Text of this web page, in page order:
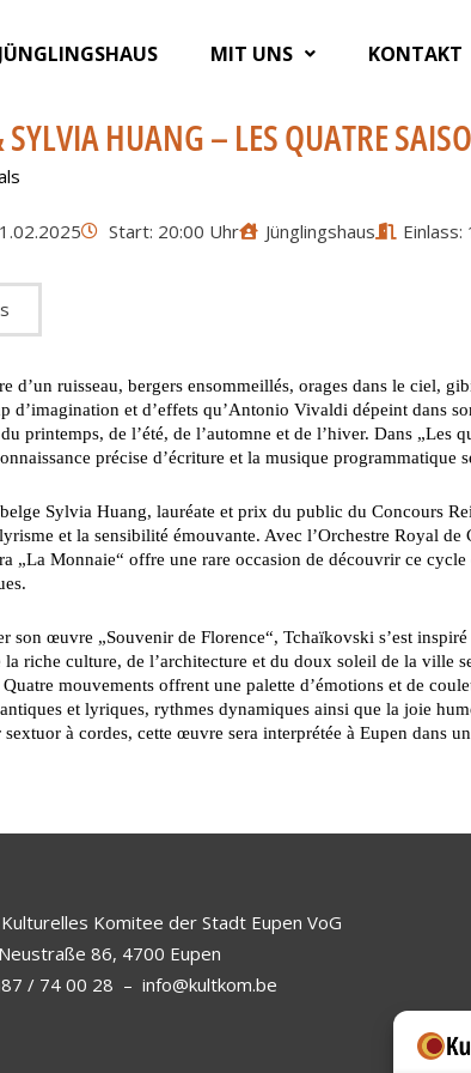
JÜNGLINGSHAUS MIT UNS KONTAKT
HUANG – LES QUATRE
Start: 20:00 Uhr Jünglingshaus
d’un ruisseau, bergers ensommeillés, orages dans le ciel,
d’imagination et d’effets qu’Antonio Vivaldi dépeint dans
printemps, de l’été, de l’automne et de l’hiver. Dans „Les
précise d’écriture et la musique programmatique
Sylvia Huang, lauréate et prix du public du Concours
et la sensibilité émouvante. Avec l’Orchestre Royal
„La Monnaie“ offre une rare occasion de découvrir ce
son œuvre „Souvenir de Florence“, Tchaïkovski s’est
la riche culture, de l’architecture et du doux soleil de la ville
mouvements offrent une palette d’émotions et de
et lyriques, rythmes dynamiques ainsi que la joie
à cordes, cette œuvre sera interprétée à Eupen dans
Komitee der Stadt Eupen VoG
Neustraße 86, 4700 Eupen
/ 74 00 28 – info@kultkom.be